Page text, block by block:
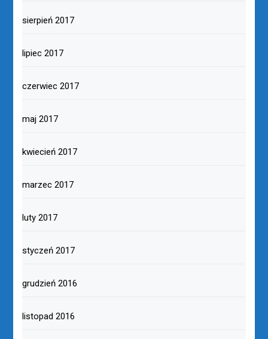
sierpień 2017
lipiec 2017
czerwiec 2017
maj 2017
kwiecień 2017
marzec 2017
luty 2017
styczeń 2017
grudzień 2016
listopad 2016